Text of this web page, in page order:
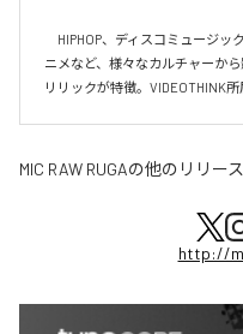
HIPHOP、ディスコミュージッ
ニメなど、様々なカルチャーか
リリックが特徴。VIDEOTHINK所
MIC RAW RUGAの他のリリース
http://